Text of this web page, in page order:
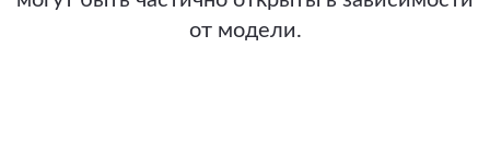
от модели.